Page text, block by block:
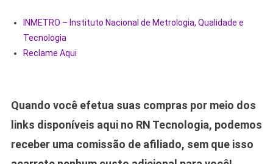
INMETRO – Instituto Nacional de Metrologia, Qualidade e
Tecnologia
Reclame Aqui
Quando você efetua suas compras por meio dos
links disponíveis aqui no RN Tecnologia, podemos
receber uma comissão de afiliado, sem que isso